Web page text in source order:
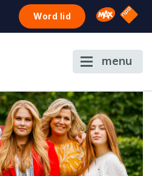
Word lid Omroep
NPO
menu